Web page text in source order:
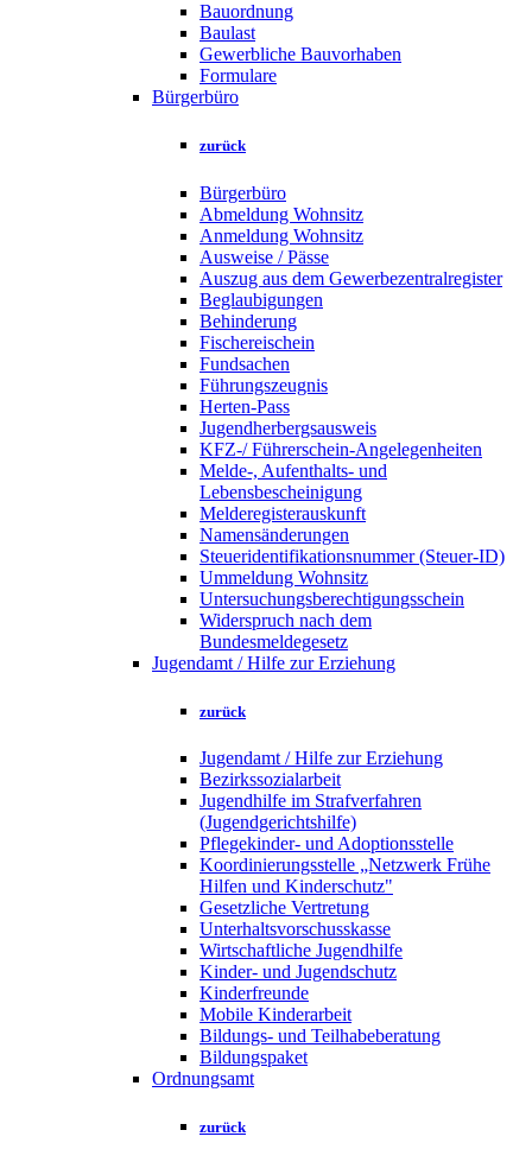
Bauordnung
Baulast
Gewerbliche Bauvorhaben
Formulare
Bürgerbüro
zurück
Bürgerbüro
Abmeldung Wohnsitz
Anmeldung Wohnsitz
Ausweise / Pässe
Auszug aus dem Gewerbezentralregister
Beglaubigungen
Behinderung
Fischereischein
Fundsachen
Führungszeugnis
Herten-Pass
Jugendherbergsausweis
KFZ-/ Führerschein-Angelegenheiten
Melde-, Aufenthalts- und
Lebensbescheinigung
Melderegisterauskunft
Namensänderungen
Steueridentifikationsnummer (Steuer-ID)
Ummeldung Wohnsitz
Untersuchungsberechtigungsschein
Widerspruch nach dem
Bundesmeldegesetz
Jugendamt / Hilfe zur Erziehung
zurück
Jugendamt / Hilfe zur Erziehung
Bezirkssozialarbeit
Jugendhilfe im Strafverfahren
(Jugendgerichtshilfe)
Pflegekinder- und Adoptionsstelle
Koordinierungsstelle „Netzwerk Frühe
Hilfen und Kinderschutz"
Gesetzliche Vertretung
Unterhaltsvorschusskasse
Wirtschaftliche Jugendhilfe
Kinder- und Jugendschutz
Kinderfreunde
Mobile Kinderarbeit
Bildungs- und Teilhabeberatung
Bildungspaket
Ordnungsamt
zurück